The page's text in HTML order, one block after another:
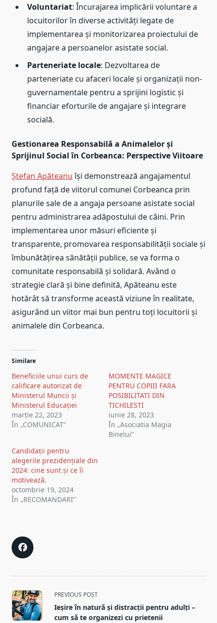
Voluntariat: Încurajarea implicării voluntare a
locuitorilor în diverse activități legate de
implementarea și monitorizarea proiectului de
angajare a persoanelor asistate social.
Parteneriate locale: Dezvoltarea de
parteneriate cu afaceri locale și organizații non-
guvernamentale pentru a sprijini logistic și
financiar eforturile de angajare și integrare
socială.
Gestionarea Responsabilă a Animalelor și
Sprijinul Social în Corbeanca: Perspective Viitoare
Ștefan Apăteanuîși demonstrează angajamentul
profund față de viitorul comunei Corbeanca prin
planurile sale de a angaja persoane asistate social
pentru administrarea adăpostului de câini. Prin
implementarea unor măsuri eficiente și
transparente, promovarea responsabilității sociale și
îmbunătățirea sănătății publice, se va forma o
comunitate responsabilă și solidară. Având o
strategie clară și bine definită, Apăteanu este
hotărât să transforme această viziune în realitate,
asigurând un viitor mai bun pentru toți locuitorii și
animalele din Corbeanca.
Similare
Beneficiile unui curs de
calificare autorizat de
Ministerul Muncii și
Ministerul Educației
martie 22, 2023
În „COMUNICAT”
MOMENTE MAGICE
PENTRU COPIII FARA
POSIBILITATI DIN
TICHILESTI
iunie 28, 2023
În „Asociatia Magia
Binelui”
Candidații pentru
alegerile prezidențiale din
2024: cine sunt și ce îi
motivează.
octombrie 19, 2024
În „RECOMANDARI”
<span
class="nav-
subtitle
PREVIOUS POST
Ieșire în natură și distracții pentru adulți –
cum să te organizezi cu prietenii